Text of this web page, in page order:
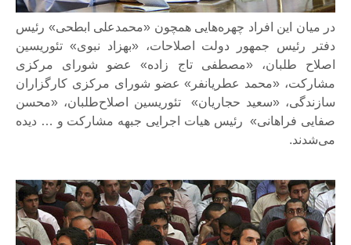
در میان این افراد چهره‌هایی همچون «محمدعلی ابطحی» رئیس
دفتر رئیس جمهور دولت اصلاحات، «بهزاد نبوی» تئوریسین
اصلاح طلبان، «مصطفی تاج زاده» عضو شورای مرکزی
مشارکت، «محمد عطریانفر» عضو شورای مرکزی کارگزاران
سازندگی، «سعید حجاریان» تئوریسین اصلاح‌طلبان، «محسن
صفایی فراهانی» رئیس هیات اجرایی جبهه مشارکت و … دیده
می‌شدند.